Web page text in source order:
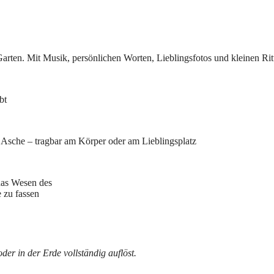
Mit Musik, persönlichen Worten, Lieblingsfotos und kleinen
– tragbar am Körper oder am Lieblingsplatz
Wesen des
fassen
in der Erde vollständig auflöst.